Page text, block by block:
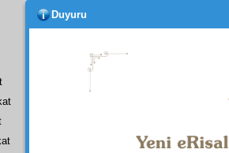
Dipnot-1
Duyuru